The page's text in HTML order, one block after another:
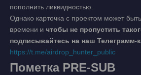
пополнить ликвидностью.
Однако карточка с проектом может
времени и чтобы не пропустить
подписывайтесь на наш Телеграмм-
https://t.me/airdrop_hunter_public
Пометка PRE-SUB